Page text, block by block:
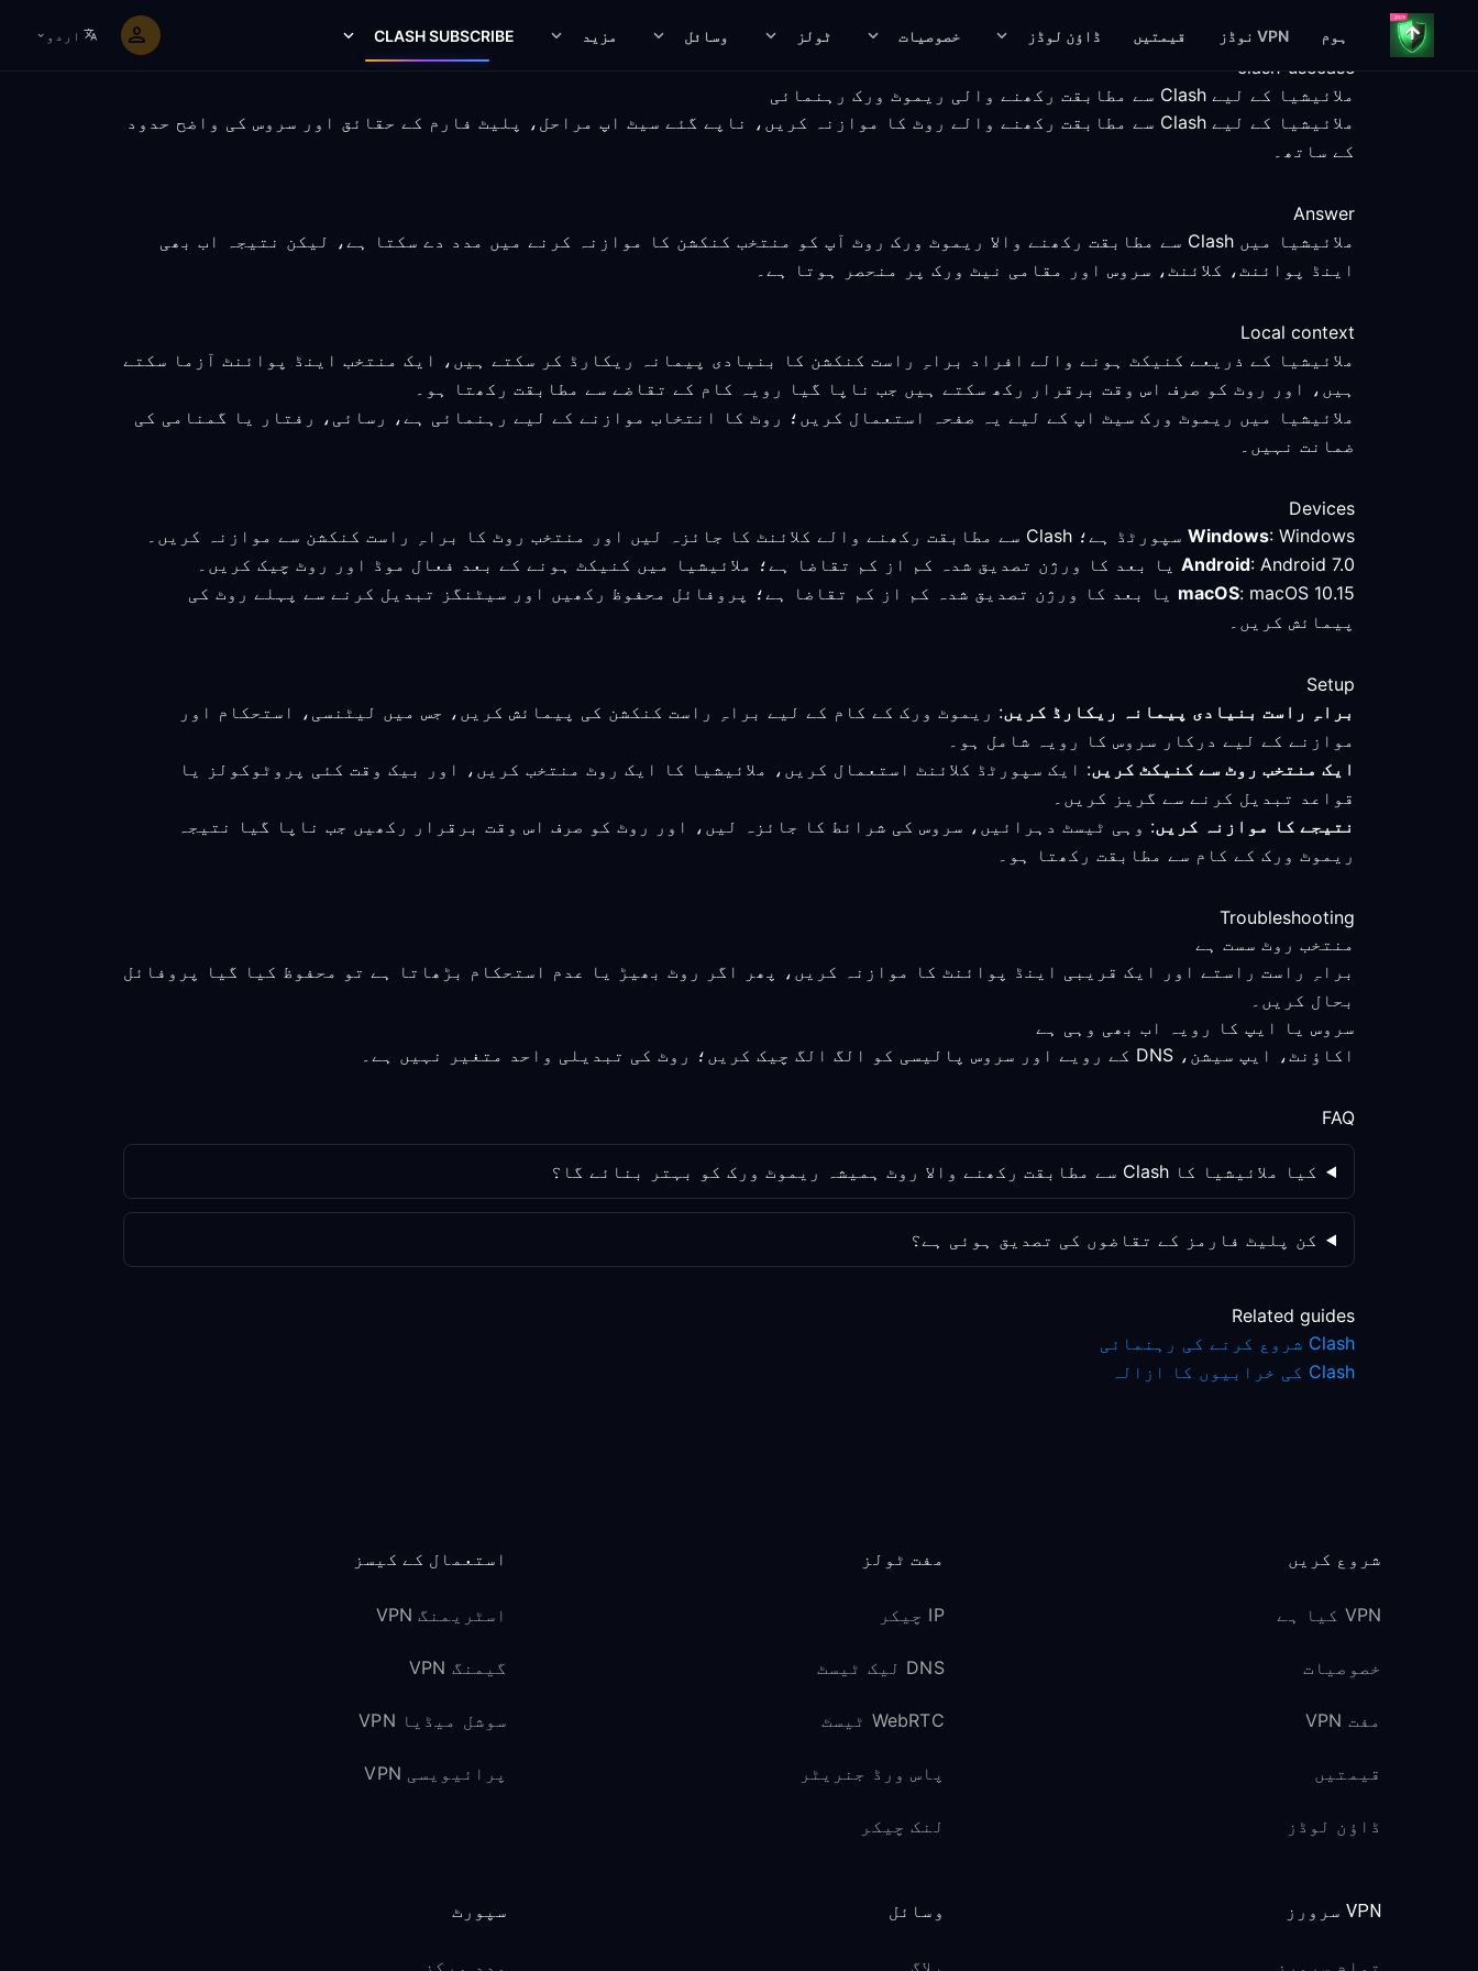
ہوم VPN نوڈز قیمتیں ڈاؤن لوڈز خصوصیات ٹولز وسائل مزید CLASH SUBSCRIBE اردو
clash-usecase
ملائیشیا کے لیے Clash سے مطابقت رکھنے والی ریموٹ ورک رہنمائی
ملائیشیا کے لیے Clash سے مطابقت رکھنے والے روٹ کا موازنہ کریں، ناپے گئے سیٹ اپ مراحل، پلیٹ فارم کے حقائق اور سروس کی واضح حدود
کے ساتھ۔
Answer
ملائیشیا میں Clash سے مطابقت رکھنے والا ریموٹ ورک روٹ آپ کو منتخب کنکشن کا موازنہ کرنے میں مدد دے سکتا ہے، لیکن نتیجہ اب بھی
اینڈ پوائنٹ، کلائنٹ، سروس اور مقامی نیٹ ورک پر منحصر ہوتا ہے۔
Local context
ملائیشیا کے ذریعے کنیکٹ ہونے والے افراد براہِ راست کنکشن کا بنیادی پیمانہ ریکارڈ کر سکتے ہیں، ایک منتخب اینڈ پوائنٹ آزما سکتے
ہیں، اور روٹ کو صرف اس وقت برقرار رکھ سکتے ہیں جب ناپا گیا رویہ کام کے تقاضے سے مطابقت رکھتا ہو۔
ملائیشیا میں ریموٹ ورک سیٹ اپ کے لیے یہ صفحہ استعمال کریں؛ روٹ کا انتخاب موازنے کے لیے رہنمائی ہے، رسائی، رفتار یا گمنامی کی
ضمانت نہیں۔
Devices
Windows: Windows سپورٹڈ ہے؛ Clash سے مطابقت رکھنے والے کلائنٹ کا جائزہ لیں اور منتخب روٹ کا براہِ راست کنکشن سے موازنہ کریں۔
Android: Android 7.0 یا بعد کا ورژن تصدیق شدہ کم از کم تقاضا ہے؛ ملائیشیا میں کنیکٹ ہونے کے بعد فعال موڈ اور روٹ چیک کریں۔
macOS : macOS 10.15 یا بعد کا ورژن تصدیق شدہ کم از کم تقاضا ہے؛ پروفائل محفوظ رکھیں اور سیٹنگز تبدیل کرنے سے پہلے روٹ کی
پیمائش کریں۔
Setup
براہِ راست بنیادی پیمانہ ریکارڈ کریں: ریموٹ ورک کے کام کے لیے براہِ راست کنکشن کی پیمائش کریں، جس میں لیٹنسی، استحکام اور
موازنے کے لیے درکار سروس کا رویہ شامل ہو۔
ایک منتخب روٹ سے کنیکٹ کریں: ایک سپورٹڈ کلائنٹ استعمال کریں، ملائیشیا کا ایک روٹ منتخب کریں، اور بیک وقت کئی پروٹوکولز یا
قواعد تبدیل کرنے سے گریز کریں۔
نتیجے کا موازنہ کریں: وہی ٹیسٹ دہرائیں، سروس کی شرائط کا جائزہ لیں، اور روٹ کو صرف اس وقت برقرار رکھیں جب ناپا گیا نتیجہ
ریموٹ ورک کے کام سے مطابقت رکھتا ہو۔
Troubleshooting
منتخب روٹ سست ہے
براہِ راست راستے اور ایک قریبی اینڈ پوائنٹ کا موازنہ کریں، پھر اگر روٹ بھیڑ یا عدم استحکام بڑھاتا ہے تو محفوظ کیا گیا پروفائل
بحال کریں۔
سروس یا ایپ کا رویہ اب بھی وہی ہے
اکاؤنٹ، ایپ سیشن، DNS کے رویے اور سروس پالیسی کو الگ الگ چیک کریں؛ روٹ کی تبدیلی واحد متغیر نہیں ہے۔
FAQ
کیا ملائیشیا کا Clash سے مطابقت رکھنے والا روٹ ہمیشہ ریموٹ ورک کو بہتر بنائے گا؟
کن پلیٹ فارمز کے تقاضوں کی تصدیق ہوئی ہے؟
Related guides
Clash شروع کرنے کی رہنمائی
Clash کی خرابیوں کا ازالہ
شروع کریں
VPN کیا ہے
خصوصیات
مفت VPN
قیمتیں
ڈاؤن لوڈز
مفت ٹولز
IP چیکر
DNS لیک ٹیسٹ
WebRTC ٹیسٹ
پاس ورڈ جنریٹر
لنک چیکر
استعمال کے کیسز
اسٹریمنگ VPN
گیمنگ VPN
سوشل میڈیا VPN
پرائیویسی VPN
VPN سرورز
تمام سرورز
وسائل
بلاگ
سپورٹ
مدد مرکز